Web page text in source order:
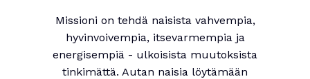
Missioni on tehdä naisista vahvempia,
hyvinvoivempia, itsevarmempia ja
energisempiä - ulkoisista muutoksista
tinkimättä. Autan naisia löytämään